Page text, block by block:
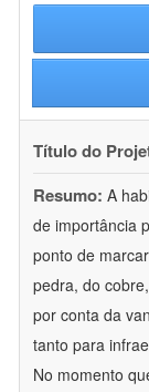
Título do
Resumo: A
de importância
ponto de
pedra, do
por conta da
tanto para
No momento